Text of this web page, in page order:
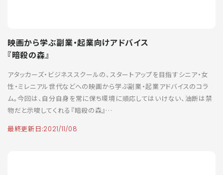
映画から学ぶ副業・起業向けアドバイス
『暗殺の森』
アタッカーズ・ビジネススクールの、スタートアップを目指すシニア・女
性・ミレニアル世代などへの映画から学ぶ副業・起業アドバイスのコラ
ム。今回は、自分自身を常に保ち環境に順応してはいけない、油断は禁
物だと示唆してくれる『暗殺の森』…
最終更新日:2021/11/08